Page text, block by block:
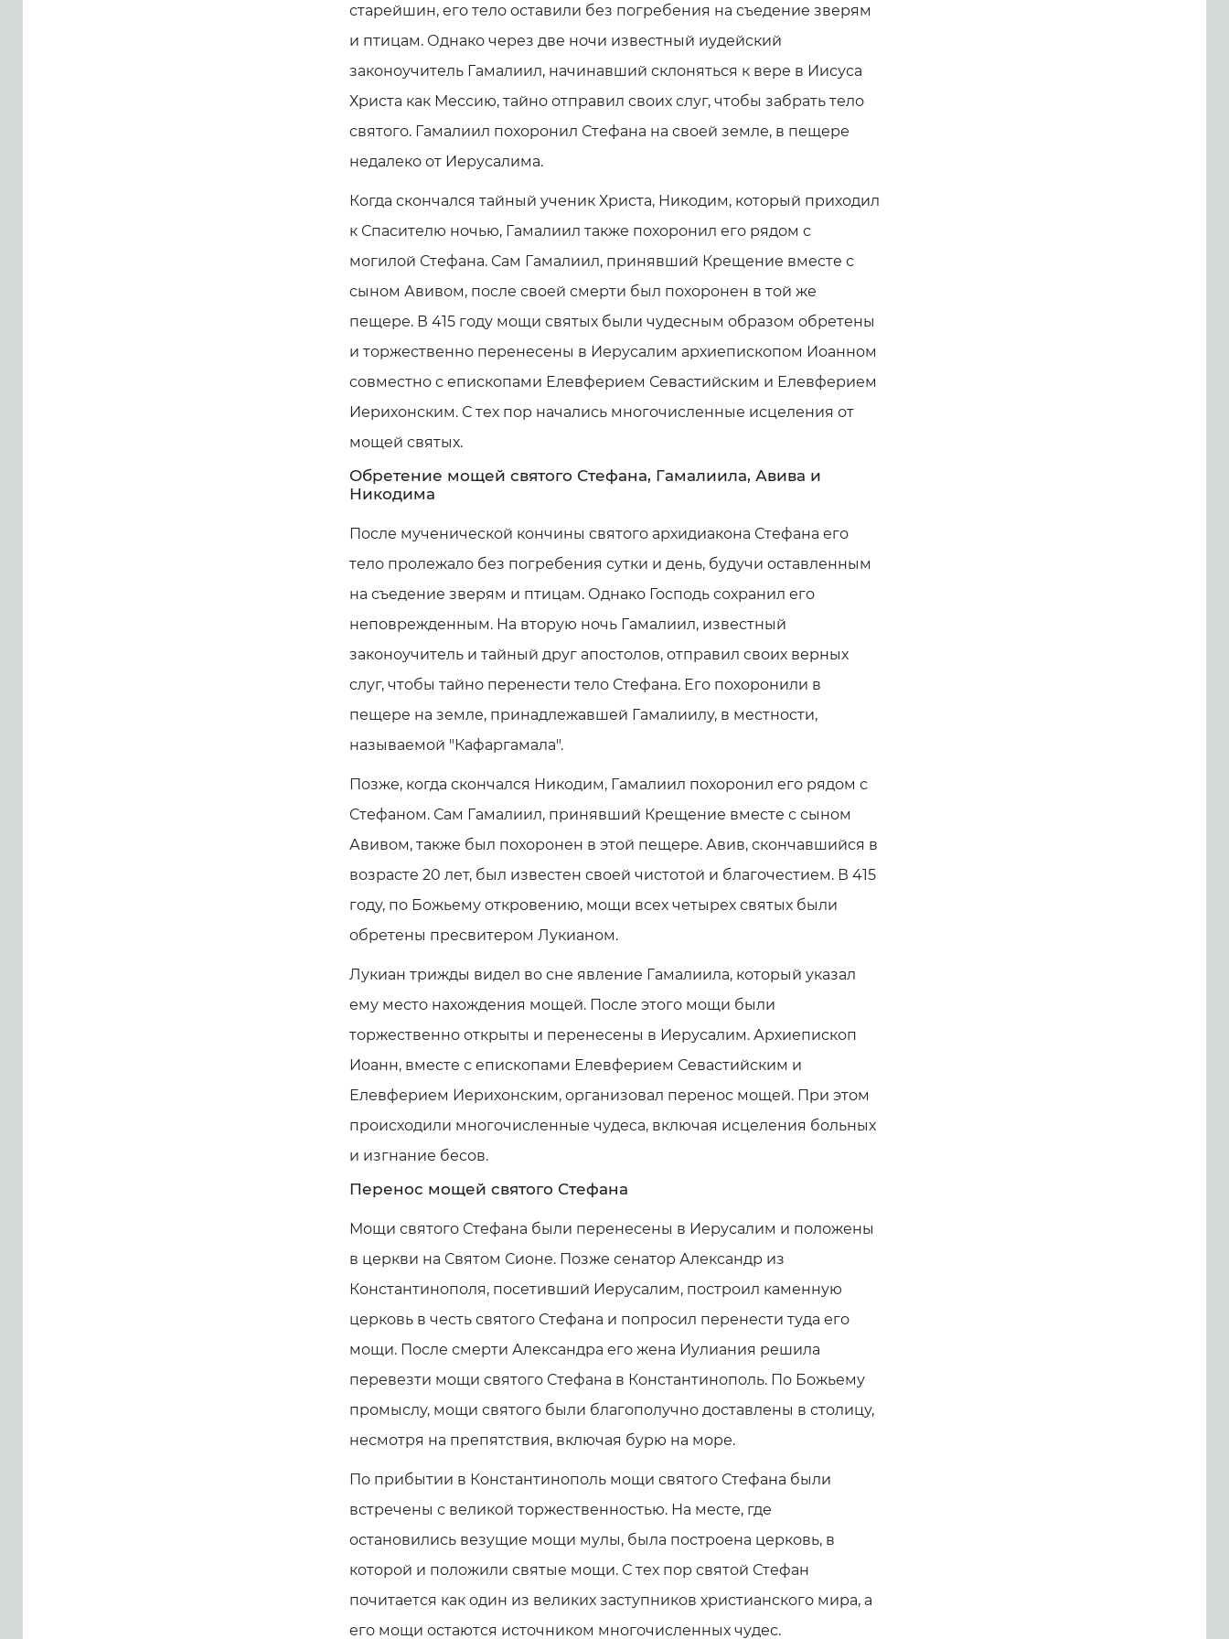
старейшин, его тело оставили без погребения на съедение зверям
и птицам. Однако через две ночи известный иудейский
законоучитель Гамалиил, начинавший склоняться к вере в Иисуса
Христа как Мессию, тайно отправил своих слуг, чтобы забрать тело
святого. Гамалиил похоронил Стефана на своей земле, в пещере
недалеко от Иерусалима.
Когда скончался тайный ученик Христа, Никодим, который приходил
к Спасителю ночью, Гамалиил также похоронил его рядом с
могилой Стефана. Сам Гамалиил, принявший Крещение вместе с
сыном Авивом, после своей смерти был похоронен в той же
пещере. В 415 году мощи святых были чудесным образом обретены
и торжественно перенесены в Иерусалим архиепископом Иоанном
совместно с епископами Елевферием Севастийским и Елевферием
Иерихонским. С тех пор начались многочисленные исцеления от
мощей святых.
Обретение мощей святого Стефана, Гамалиила, Авива и
Никодима
После мученической кончины святого архидиакона Стефана его
тело пролежало без погребения сутки и день, будучи оставленным
на съедение зверям и птицам. Однако Господь сохранил его
неповрежденным. На вторую ночь Гамалиил, известный
законоучитель и тайный друг апостолов, отправил своих верных
слуг, чтобы тайно перенести тело Стефана. Его похоронили в
пещере на земле, принадлежавшей Гамалиилу, в местности,
называемой "Кафаргамала".
Позже, когда скончался Никодим, Гамалиил похоронил его рядом с
Стефаном. Сам Гамалиил, принявший Крещение вместе с сыном
Авивом, также был похоронен в этой пещере. Авив, скончавшийся в
возрасте 20 лет, был известен своей чистотой и благочестием. В 415
году, по Божьему откровению, мощи всех четырех святых были
обретены пресвитером Лукианом.
Лукиан трижды видел во сне явление Гамалиила, который указал
ему место нахождения мощей. После этого мощи были
торжественно открыты и перенесены в Иерусалим. Архиепископ
Иоанн, вместе с епископами Елевферием Севастийским и
Елевферием Иерихонским, организовал перенос мощей. При этом
происходили многочисленные чудеса, включая исцеления больных
и изгнание бесов.
Перенос мощей святого Стефана
Мощи святого Стефана были перенесены в Иерусалим и положены
в церкви на Святом Сионе. Позже сенатор Александр из
Константинополя, посетивший Иерусалим, построил каменную
церковь в честь святого Стефана и попросил перенести туда его
мощи. После смерти Александра его жена Иулиания решила
перевезти мощи святого Стефана в Константинополь. По Божьему
промыслу, мощи святого были благополучно доставлены в столицу,
несмотря на препятствия, включая бурю на море.
По прибытии в Константинополь мощи святого Стефана были
встречены с великой торжественностью. На месте, где
остановились везущие мощи мулы, была построена церковь, в
которой и положили святые мощи. С тех пор святой Стефан
почитается как один из великих заступников христианского мира, а
его мощи остаются источником многочисленных чудес.